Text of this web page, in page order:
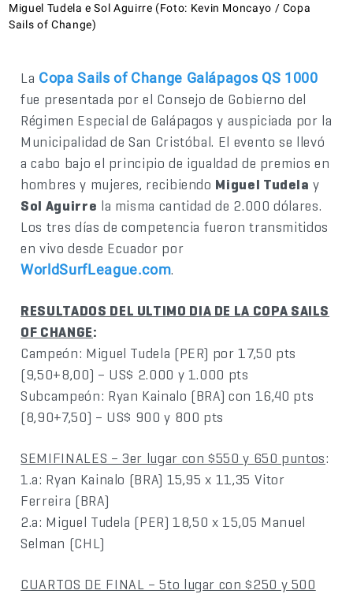
Miguel Tudela e Sol Aguirre (Foto: Kevin Moncayo / Copa
Sails of Change)
La Copa Sails of Change Galápagos QS 1000
fue presentada por el Consejo de Gobierno del
Régimen Especial de Galápagos y auspiciada por la
Municipalidad de San Cristóbal. El evento se llevó
a cabo bajo el principio de igualdad de premios en
hombres y mujeres, recibiendo Miguel Tudela y
Sol Aguirre la misma cantidad de 2.000 dólares.
Los tres días de competencia fueron transmitidos
en vivo desde Ecuador por
WorldSurfLeague.com.
RESULTADOS DEL ULTIMO DIA DE LA COPA SAILS
OF CHANGE:
Campeón: Miguel Tudela (PER) por 17,50 pts
(9,50+8,00) – US$ 2.000 y 1.000 pts
Subcampeón: Ryan Kainalo (BRA) con 16,40 pts
(8,90+7,50) – US$ 900 y 800 pts
SEMIFINALES – 3er lugar con $550 y 650 puntos:
1.a: Ryan Kainalo (BRA) 15,95 x 11,35 Vitor
Ferreira (BRA)
2.a: Miguel Tudela (PER) 18,50 x 15,05 Manuel
Selman (CHL)
CUARTOS DE FINAL – 5to lugar con $250 y 500